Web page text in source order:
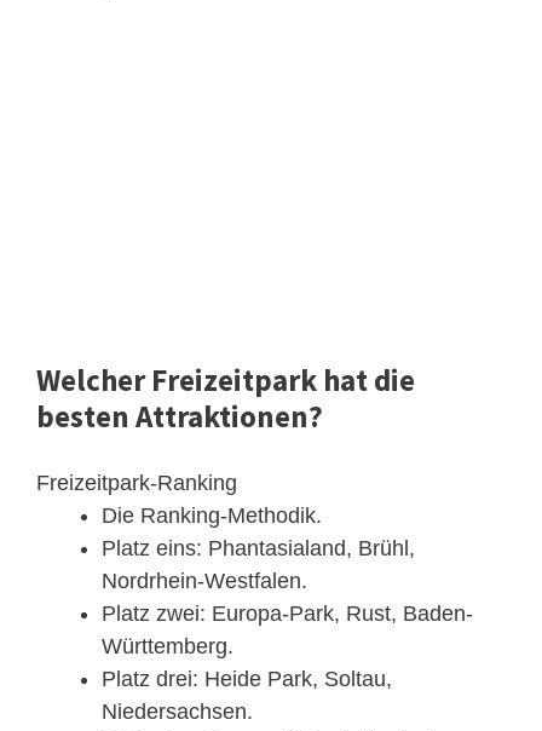
Welcher Freizeitpark hat die
besten Attraktionen?
Freizeitpark-Ranking
Die Ranking-Methodik.
Platz eins: Phantasialand, Brühl,
Nordrhein-Westfalen.
Platz zwei: Europa-Park, Rust, Baden-
Württemberg.
Platz drei: Heide Park, Soltau,
Niedersachsen.